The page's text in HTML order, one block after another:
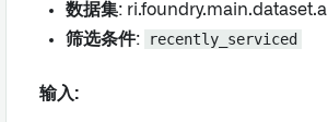
数据集: ri.foundry.main.dataset.a
筛选条件: recently_serviced
输入: